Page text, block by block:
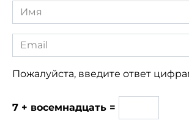
Имя
*
Email
*
Пожалуйста, введите ответ
7 + восемнадцать =